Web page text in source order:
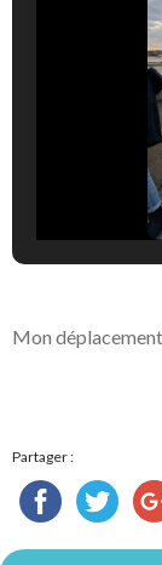
Mon
Partager :